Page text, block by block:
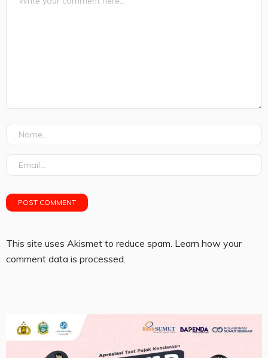
This site uses Akismet to reduce spam. Learn how your
comment data is processed.